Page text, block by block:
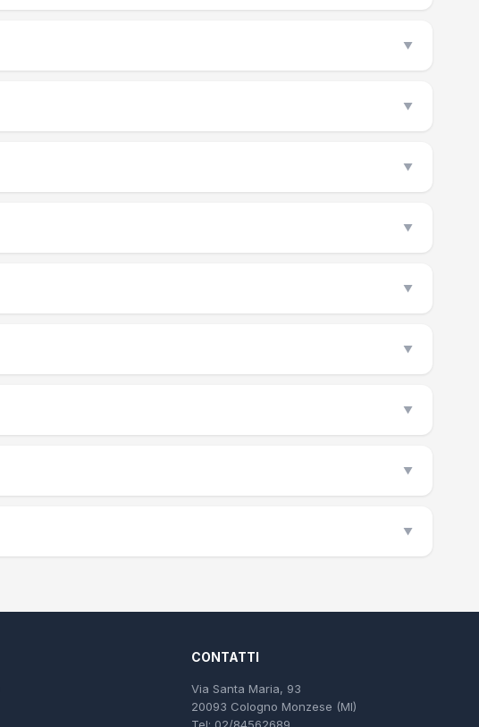
▼
▼
▼
▼
▼
▼
▼
▼
▼
CONTATTI
Via Santa Maria, 93
20093 Cologno Monzese (MI)